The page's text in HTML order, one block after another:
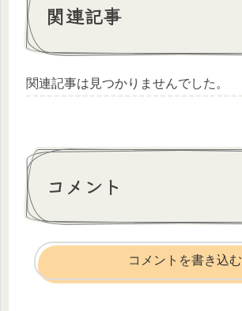
関連記事
関連記事は見つかりませんでした。
コメント
コメントを書き込む